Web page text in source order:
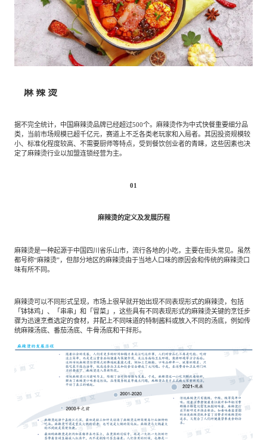
餐饮与新零售 半导体与芯片
智能家居 汽车与出行
公共服务
科技、媒体和通信 金融科技
大数据与人工智能
物流与供应链 建筑科技与装饰装潢
特种新材料 文化娱乐
企业级服务 跨境电商贸易
基础设施建设 环保节能科技
教育与培训 航运及港口
企业咨询服务
公司动态
媒体报道
媒体服务
活动
关于我们
公司介绍
中国管理团队
专家委员会
沙利文中国分支机构
加入我们
麻 辣 烫
据不完全统计，中国麻辣烫品牌已经超过500个。麻辣烫作为中式快餐重要细分品
类，当前市场规模已超千亿元，赛道上不乏各类老玩家和入局者。其因投资规模较
小、标准化程度较高、不需要厨师等特点，受到餐饮创业者的青睐，这些因素也决
定了麻辣烫行业以加盟连锁经营为主。
01
麻辣烫的定义及发展历程
麻辣烫是一种起源于中国四川省乐山市，流行各地的小吃，主要在街头常见。虽然
都号称“麻辣烫”，但部分地区的麻辣烫由于当地人口味的原因会和传统的麻辣烫口
味有所不同。
麻辣烫可以不同形式呈现，市场上很早就开始出现不同表现形式的麻辣烫，包括
「钵钵鸡」、「串串」和「冒菜」，这些具有不同表现形式的麻辣烫关键的烹饪步
骤为迅速烹煮选定的食材，并配上不同味道的特制酱料或放入不同的汤底，例如传
统麻辣汤底、番茄汤底、牛骨汤底和干拌形。